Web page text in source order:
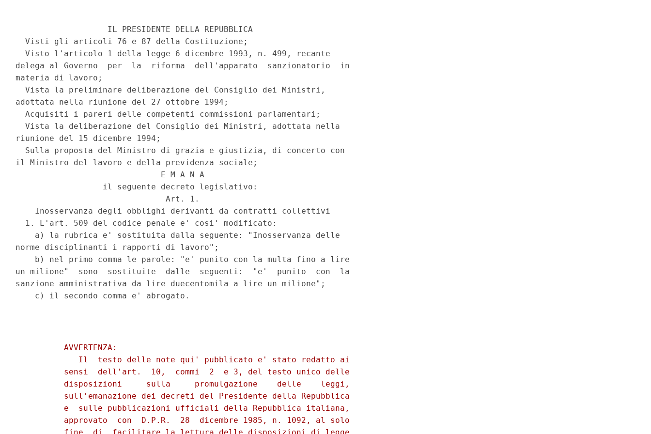
                   IL PRESIDENTE DELLA REPUBBLICA
  Visti gli articoli 76 e 87 della Costituzione;
  Visto l'articolo 1 della legge 6 dicembre 1993, n. 499, recante
delega al Governo  per  la  riforma  dell'apparato  sanzionatorio  in
materia di lavoro;
  Vista la preliminare deliberazione del Consiglio dei Ministri,
adottata nella riunione del 27 ottobre 1994;
  Acquisiti i pareri delle competenti commissioni parlamentari;
  Vista la deliberazione del Consiglio dei Ministri, adottata nella
riunione del 15 dicembre 1994;
  Sulla proposta del Ministro di grazia e giustizia, di concerto con
il Ministro del lavoro e della previdenza sociale;
                              E M A N A
                  il seguente decreto legislativo:
                               Art. 1.
    Inosservanza degli obblighi derivanti da contratti collettivi
  1. L'art. 509 del codice penale e' cosi' modificato:
    a) la rubrica e' sostituita dalla seguente: "Inosservanza delle
norme disciplinanti i rapporti di lavoro";
    b) nel primo comma le parole: "e' punito con la multa fino a lire
un milione"  sono  sostituite  dalle  seguenti:  "e'  punito  con  la
sanzione amministrativa da lire duecentomila a lire un milione";
          AVVERTENZA:
             Il  testo delle note qui' pubblicato e' stato redatto ai
          sensi  dell'art.  10,  commi  2  e 3, del testo unico delle
          disposizioni     sulla     promulgazione    delle    leggi,
          sull'emanazione dei decreti del Presidente della Repubblica
          e  sulle pubblicazioni ufficiali della Repubblica italiana,
          approvato  con  D.P.R.  28  dicembre 1985, n. 1092, al solo